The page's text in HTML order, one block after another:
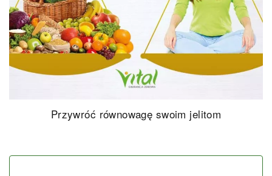
Przywróć równowagę swoim jelitom